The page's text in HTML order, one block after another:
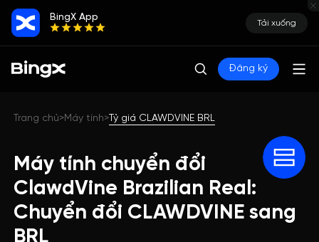
BingX App
Tải xuống
Đăng ký
Trang chủ>Máy tính>Tỷ giá CLAWDVINE BRL
Máy tính chuyển đổi
ClawdVine Brazilian Real:
Chuyển đổi CLAWDVINE sang
BRL